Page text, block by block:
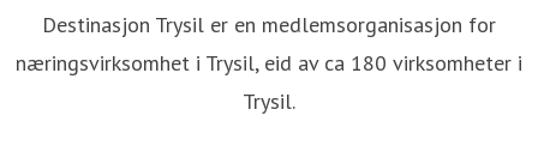
Destinasjon Trysil er en medlemsorganisasjon for
næringsvirksomhet i Trysil, eid av ca 180 virksomheter i
Trysil.